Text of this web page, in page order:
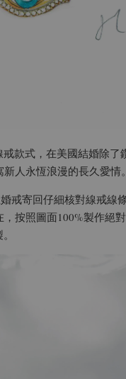
款式，在美國結婚除
人永恆浪漫的長久愛情。
戒寄回仔細核對線戒線
按照圖面100%製作絕